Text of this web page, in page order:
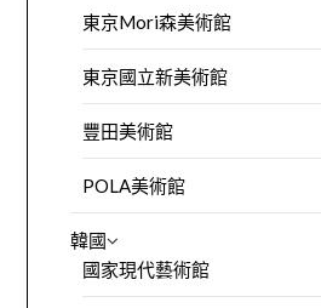
東京Mori森美術館
東京國立新美術館
豐田美術館
POLA美術館
韓國
國家現代藝術館